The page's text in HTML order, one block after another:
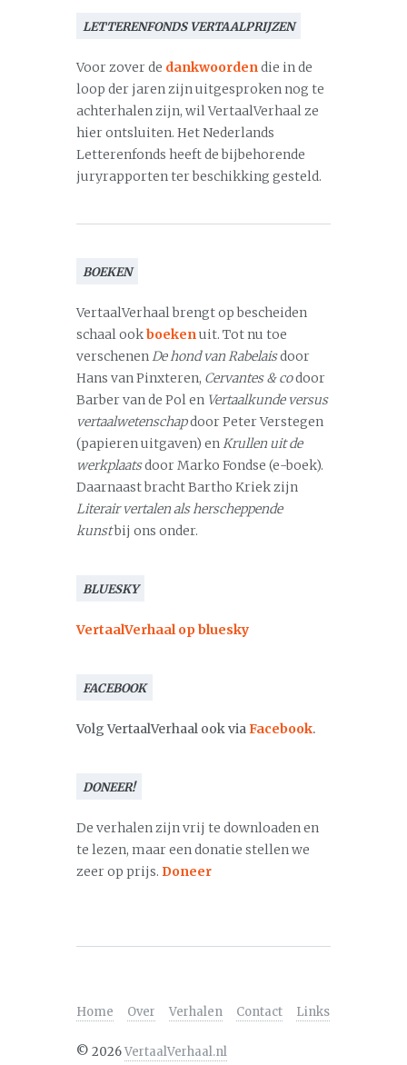
LETTERENFONDS VERTAALPRIJZEN
Voor zover de dankwoordendie in de
loop der jaren zijn uitgesproken nog te
achterhalen zijn, wil VertaalVerhaal ze
hier ontsluiten. Het Nederlands
Letterenfonds heeft de bijbehorende
juryrapporten ter beschikking gesteld.
BOEKEN
VertaalVerhaal brengt op bescheiden
schaal ookboekenuit. Tot nu toe
verschenenDe hond van Rabelaisdoor
Hans van Pinxteren, Cervantes & codoor
Barber van de Pol en Vertaalkunde versus
vertaalwetenschapdoor Peter Verstegen
(papieren uitgaven) enKrullen uit de
werkplaatsdoor Marko Fondse (e-boek).
Daarnaast bracht Bartho Kriek zijn
Literair vertalen als herscheppende
kunstbij ons onder.
BLUESKY
VertaalVerhaal op bluesky
FACEBOOK
Volg VertaalVerhaal ook viaFacebook.
DONEER!
De verhalen zijn vrij te downloaden en
te lezen, maar een donatie stellen we
zeer op prijs. Doneer
Home Over Verhalen Contact Links
© 2026VertaalVerhaal.nl